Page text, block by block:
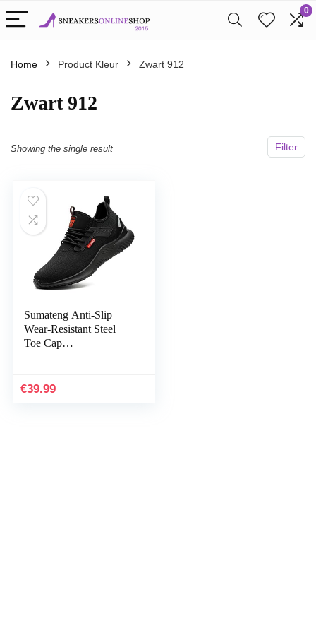
0
Home Product Kleur Zwart 912
Zwart 912
Filter
Showing the single result
Sumateng Anti-Slip
Wear-Resistant Steel
Toe Cap
Punctuur Sport
€39.99